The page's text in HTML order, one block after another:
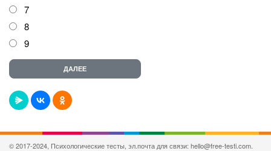
7
8
9
© 2017-2024, Психологические тесты, эл.почта для связи: hello@free-testi.com.